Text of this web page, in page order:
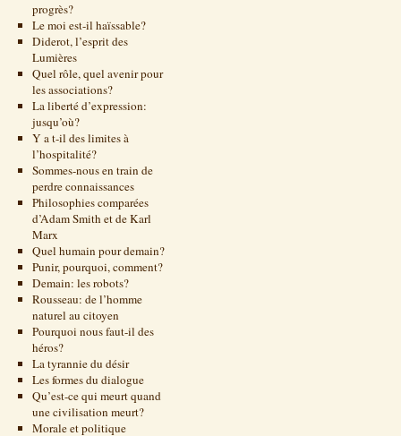
progrès?
Le moi est-il haïssable?
Diderot, l’esprit des
Lumières
Quel rôle, quel avenir pour
les associations?
La liberté d’expression:
jusqu’où?
Y a t-il des limites à
l’hospitalité?
Sommes-nous en train de
perdre connaissances
Philosophies comparées
d’Adam Smith et de Karl
Marx
Quel humain pour demain?
Punir, pourquoi, comment?
Demain: les robots?
Rousseau: de l’homme
naturel au citoyen
Pourquoi nous faut-il des
héros?
La tyrannie du désir
Les formes du dialogue
Qu’est-ce qui meurt quand
une civilisation meurt?
Morale et politique